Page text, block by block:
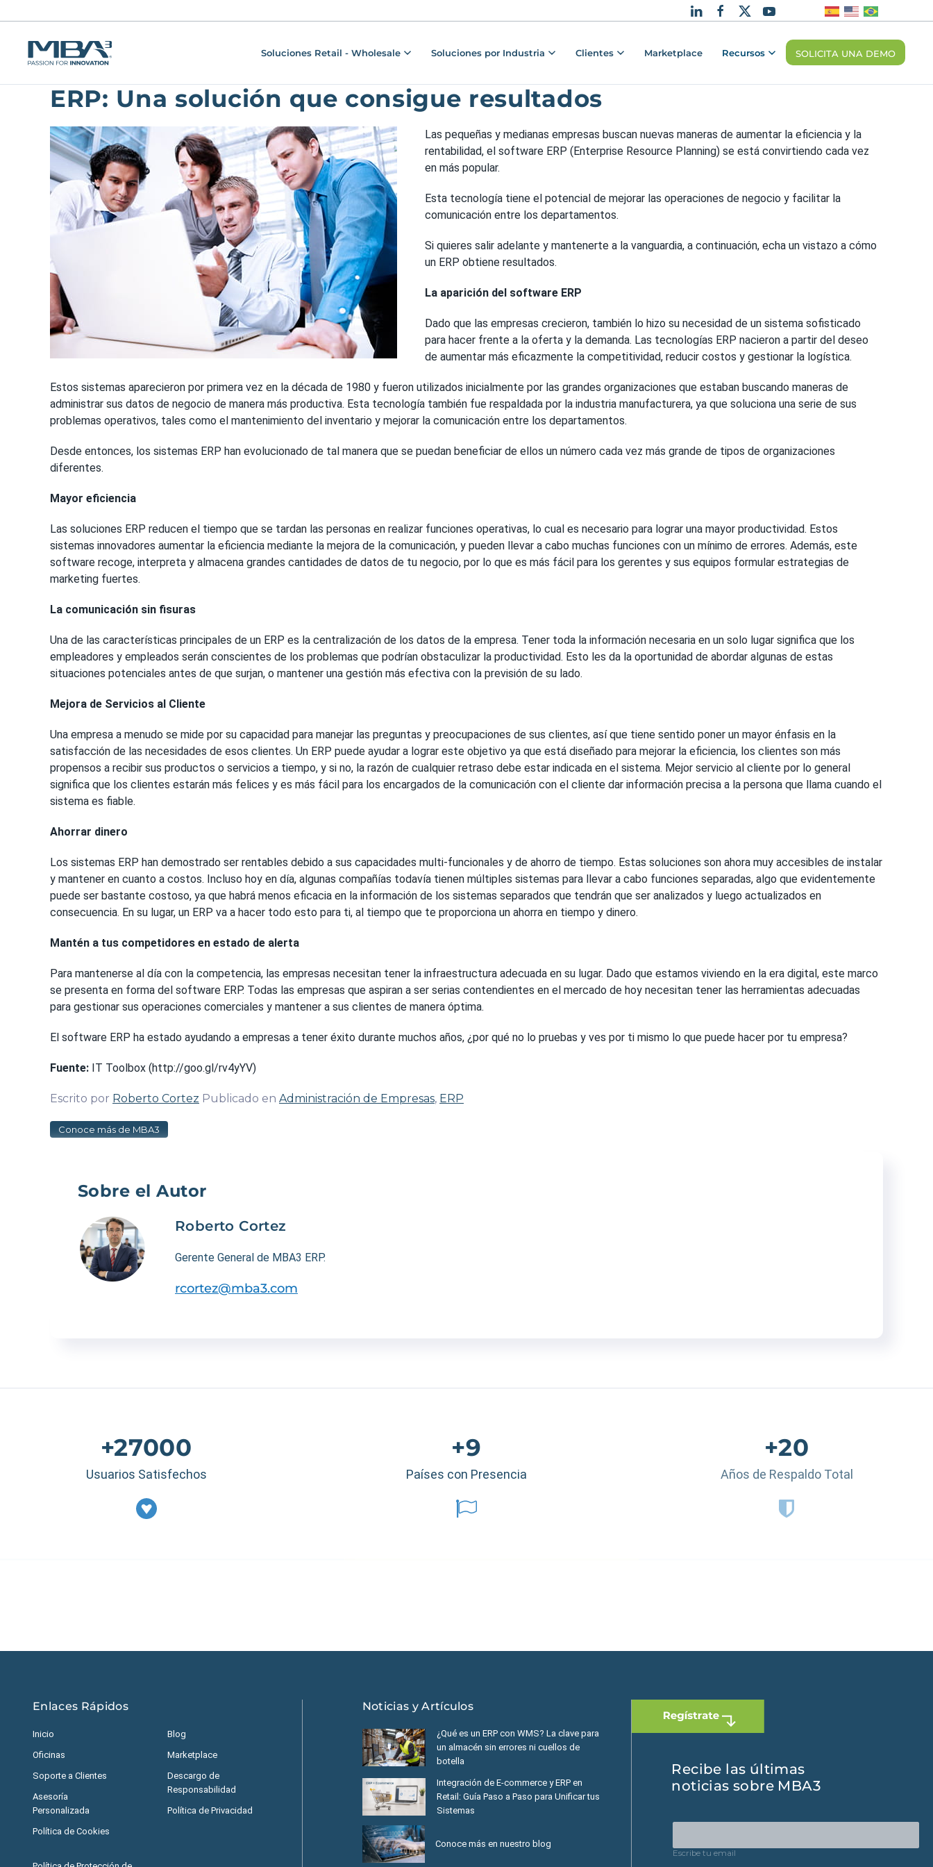
Soluciones Retail - Wholesale Soluciones por Industria Clientes Marketplace Recursos SOLICITA UNA DEMO
ERP: Una solución que consigue resultados
Las pequeñas y medianas empresas buscan nuevas maneras de aumentar la eficiencia y la
rentabilidad, el software ERP (Enterprise Resource Planning) se está convirtiendo cada vez
en más popular.
Esta tecnología tiene el potencial de mejorar las operaciones de negocio y facilitar la
comunicación entre los departamentos.
Si quieres salir adelante y mantenerte a la vanguardia, a continuación, echa un vistazo a cómo
un ERP obtiene resultados.
La aparición del software ERP
Dado que las empresas crecieron, también lo hizo su necesidad de un sistema sofisticado
para hacer frente a la oferta y la demanda. Las tecnologías ERP nacieron a partir del deseo
de aumentar más eficazmente la competitividad, reducir costos y gestionar la logística.
Estos sistemas aparecieron por primera vez en la década de 1980 y fueron utilizados inicialmente por las grandes organizaciones que estaban buscando maneras de
administrar sus datos de negocio de manera más productiva. Esta tecnología también fue respaldada por la industria manufacturera, ya que soluciona una serie de sus
problemas operativos, tales como el mantenimiento del inventario y mejorar la comunicación entre los departamentos.
Desde entonces, los sistemas ERP han evolucionado de tal manera que se puedan beneficiar de ellos un número cada vez más grande de tipos de organizaciones
diferentes.
Mayor eficiencia
Las soluciones ERP reducen el tiempo que se tardan las personas en realizar funciones operativas, lo cual es necesario para lograr una mayor productividad. Estos
sistemas innovadores aumentar la eficiencia mediante la mejora de la comunicación, y pueden llevar a cabo muchas funciones con un mínimo de errores. Además, este
software recoge, interpreta y almacena grandes cantidades de datos de tu negocio, por lo que es más fácil para los gerentes y sus equipos formular estrategias de
marketing fuertes.
La comunicación sin fisuras
Una de las características principales de un ERP es la centralización de los datos de la empresa. Tener toda la información necesaria en un solo lugar significa que los
empleadores y empleados serán conscientes de los problemas que podrían obstaculizar la productividad. Esto les da la oportunidad de abordar algunas de estas
situaciones potenciales antes de que surjan, o mantener una gestión más efectiva con la previsión de su lado.
Mejora de Servicios al Cliente
Una empresa a menudo se mide por su capacidad para manejar las preguntas y preocupaciones de sus clientes, así que tiene sentido poner un mayor énfasis en la
satisfacción de las necesidades de esos clientes. Un ERP puede ayudar a lograr este objetivo ya que está diseñado para mejorar la eficiencia, los clientes son más
propensos a recibir sus productos o servicios a tiempo, y si no, la razón de cualquier retraso debe estar indicada en el sistema. Mejor servicio al cliente por lo general
significa que los clientes estarán más felices y es más fácil para los encargados de la comunicación con el cliente dar información precisa a la persona que llama cuando el
sistema es fiable.
Ahorrar dinero
Los sistemas ERP han demostrado ser rentables debido a sus capacidades multi-funcionales y de ahorro de tiempo. Estas soluciones son ahora muy accesibles de instalar
y mantener en cuanto a costos. Incluso hoy en día, algunas compañías todavía tienen múltiples sistemas para llevar a cabo funciones separadas, algo que evidentemente
puede ser bastante costoso, ya que habrá menos eficacia en la información de los sistemas separados que tendrán que ser analizados y luego actualizados en
consecuencia. En su lugar, un ERP va a hacer todo esto para ti, al tiempo que te proporciona un ahorra en tiempo y dinero.
Mantén a tus competidores en estado de alerta
Para mantenerse al día con la competencia, las empresas necesitan tener la infraestructura adecuada en su lugar. Dado que estamos viviendo en la era digital, este marco
se presenta en forma del software ERP. Todas las empresas que aspiran a ser serias contendientes en el mercado de hoy necesitan tener las herramientas adecuadas
para gestionar sus operaciones comerciales y mantener a sus clientes de manera óptima.
El software ERP ha estado ayudando a empresas a tener éxito durante muchos años, ¿por qué no lo pruebas y ves por ti mismo lo que puede hacer por tu empresa?
Fuente: IT Toolbox (http://goo.gl/rv4yYV)
Escrito por Roberto Cortez Publicado en Administración de Empresas, ERP
Conoce más de MBA3
Sobre el Autor
Roberto Cortez
Gerente General de MBA3 ERP.
rcortez@mba3.com
+27000
Usuarios Satisfechos
+9
Países con Presencia
+20
Años de Respaldo Total
Enlaces Rápidos
Inicio
Oficinas
Soporte a Clientes
Asesoría
Personalizada
Política de Cookies
Blog
Marketplace
Descargo de
Responsabilidad
Política de Privacidad
Noticias y Artículos
¿Qué es un ERP con WMS? La clave para
un almacén sin errores ni cuellos de
botella
Integración de E-commerce y ERP en
Retail: Guía Paso a Paso para Unificar tus
Sistemas
Conoce más en nuestro blog
Recibe las últimas
noticias sobre MBA3
Escribe tu email